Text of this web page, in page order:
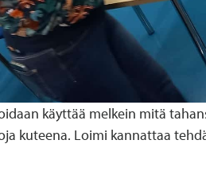
käyttää melkein mitä
kuteena. Loimi kannattaa